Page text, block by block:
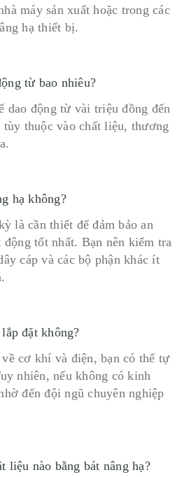
máy sản xuất hoặc trong các
hạ thiết bị.
từ bao nhiêu?
dao động từ vài triệu đồng đến
thuộc vào chất liệu, thương
hạ không?
là cần thiết để đảm bảo an
động tốt nhất. Bạn nên kiểm tra
cáp và các bộ phận khác ít
đặt không?
cơ khí và điện, bạn có thể tự
nhiên, nếu không có kinh
đến đội ngũ chuyên nghiệp
liệu nào bằng bát nâng hạ?